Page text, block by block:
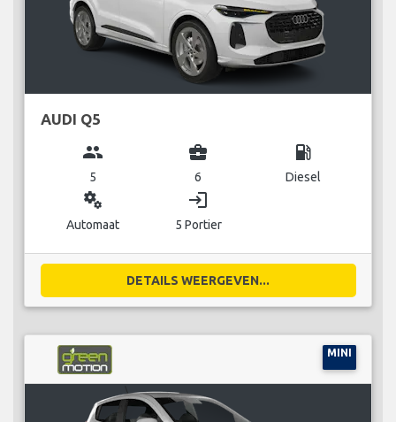
AUDI Q5
group
5
business_center
6
local_gas_station
Diesel
miscellaneous_services
Automaat
login
5 Portier
DETAILS WEERGEVEN...
MINI